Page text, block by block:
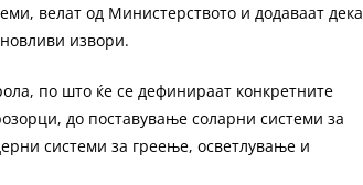
велат од Министерството и додаваат дека
извори.
по што ќе се дефинираат конкретните
до поставување соларни системи за
системи за греење, осветлување и